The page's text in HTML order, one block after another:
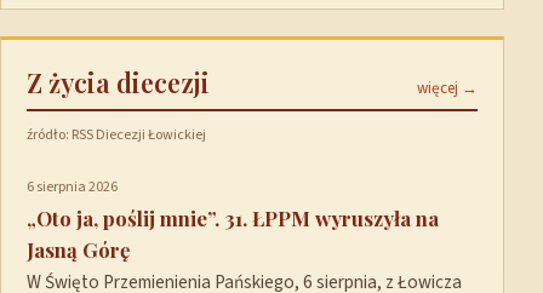
Z życia diecezji więcej →
źródło: RSS Diecezji Łowickiej
6 sierpnia 2026
„Oto ja, poślij mnie”. 31. ŁPPM wyruszyła na
Jasną Górę
W Święto Przemienienia Pańskiego, 6 sierpnia, z Łowicza